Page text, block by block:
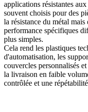
applications résistantes
souvent choisis pour des
la résistance du métal
performance spécifiques
plus simples.
Cela rend les plastiques
d'automatisation, les
couvercles personnalisés
la livraison en faible
contrôlée et une